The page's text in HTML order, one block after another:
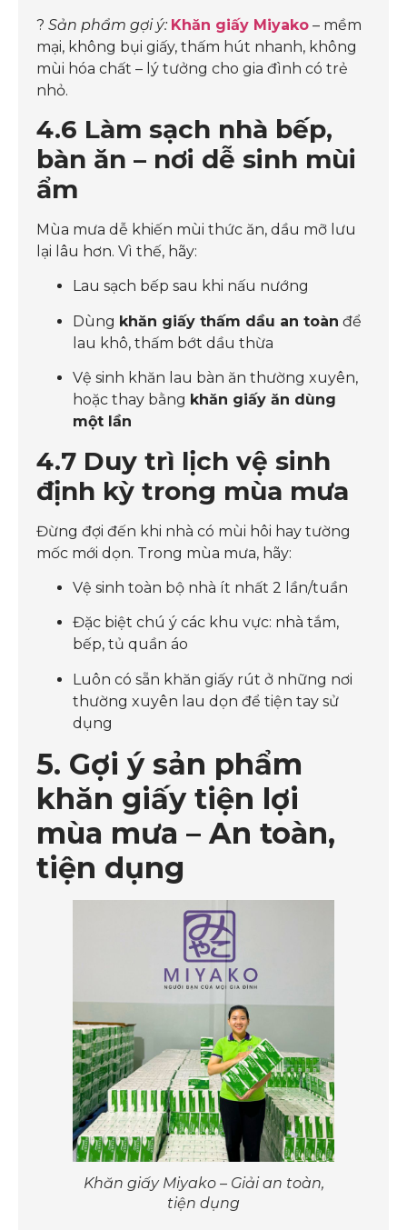
? Sản phẩm gợi ý: Khăn giấy Miyako – mềm
mại, không bụi giấy, thấm hút nhanh, không
mùi hóa chất – lý tưởng cho gia đình có trẻ
nhỏ.
4.6 Làm sạch nhà bếp,
bàn ăn – nơi dễ sinh mùi
ẩm
Mùa mưa dễ khiến mùi thức ăn, dầu mỡ lưu
lại lâu hơn. Vì thế, hãy:
Lau sạch bếp sau khi nấu nướng
Dùng khăn giấy thấm dầu an toàn để
lau khô, thấm bớt dầu thừa
Vệ sinh khăn lau bàn ăn thường xuyên,
hoặc thay bằng khăn giấy ăn dùng
một lần
4.7 Duy trì lịch vệ sinh
định kỳ trong mùa mưa
Đừng đợi đến khi nhà có mùi hôi hay tường
mốc mới dọn. Trong mùa mưa, hãy:
Vệ sinh toàn bộ nhà ít nhất 2 lần/tuần
Đặc biệt chú ý các khu vực: nhà tắm,
bếp, tủ quần áo
Luôn có sẵn khăn giấy rút ở những nơi
thường xuyên lau dọn để tiện tay sử
dụng
5. Gợi ý sản phẩm
khăn giấy tiện lợi
mùa mưa – An toàn,
tiện dụng
Khăn giấy Miyako – Giải an toàn,
tiện dụng